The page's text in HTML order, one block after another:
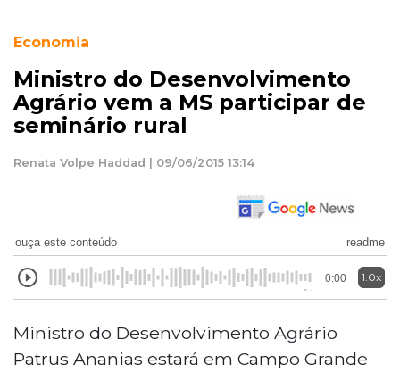
Economia
Ministro do Desenvolvimento
Agrário vem a MS participar de
seminário rural
Renata Volpe Haddad | 09/06/2015 13:14
ouça este conteúdo readme
0:00 1.0x
Ministro do Desenvolvimento Agrário
Patrus Ananias estará em Campo Grande